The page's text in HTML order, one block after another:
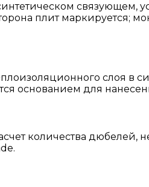
связующем,
плит маркируется;
слоя в
основанием для
количества дюбелей,